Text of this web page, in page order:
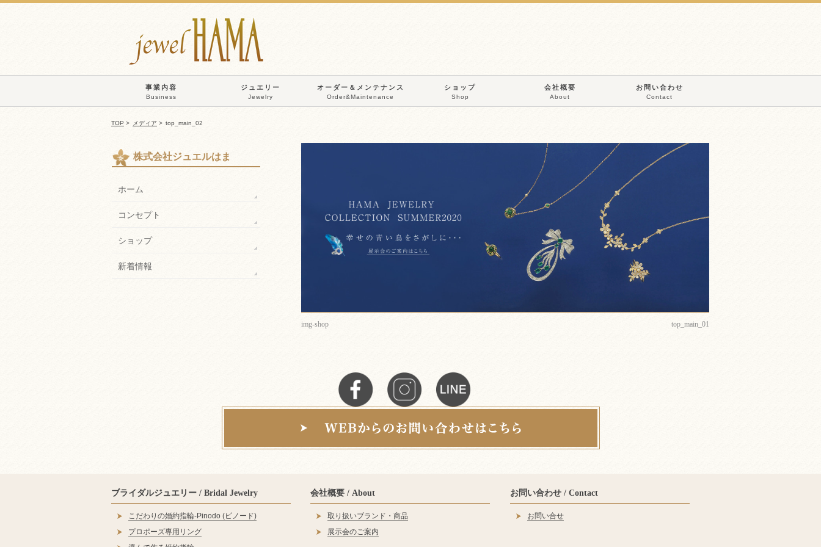
事業内容
Business
ジュエリー
Jewelry
オーダー＆メンテナンス
Order&Maintenance
ショップ
Shop
会社概要
About
お問い合わせ
Contact
TOP > メディア > top_main_02
img-shop top_main_01
株式会社ジュエルはま
ホーム
コンセプト
ショップ
新着情報
ブライダルジュエリー / Bridal Jewelry
こだわりの婚約指輪‐Pinodo (ピノード)
プロポーズ専用リング
会社概要 / About
取り扱いブランド・商品
展示会のご案内
お問い合わせ / Contact
お問い合せ